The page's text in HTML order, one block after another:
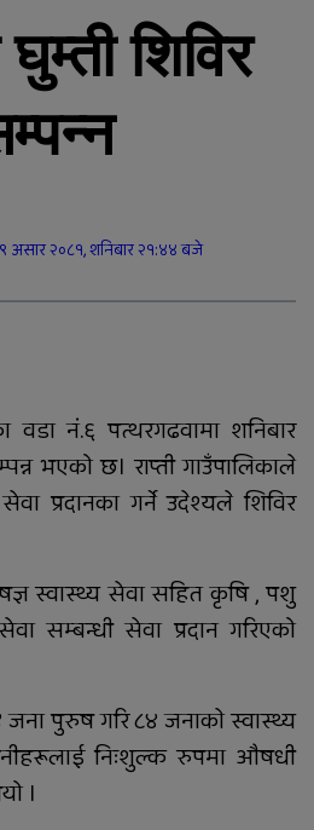
उद्घाटन
चेम्बर अफ कमर्सको चौथो वार्षिक
सम्पन्न
शिकार खेल्दा गोली लागेर
छ जना पक्राउ
मृत्यु भएकी कल्पनाको
छाडेर उद्यमी बनेकाहरूको कथा
शिविर
९ असार २०८१, शनिबार २१:४४ बजे
वडा नं.६ पत्थरगढवामा शनिबार
भएको छ। राप्ती गाउँपालिकाले
प्रदानका गर्ने उदेश्यले शिविर
स्वास्थ्य सेवा सहित कृषि , पशु
सम्बन्धी सेवा प्रदान गरिएको
जना पुरुष गरि ८४ जनाकाे स्वास्थ्य
निःशुल्क रुपमा औषधी
।